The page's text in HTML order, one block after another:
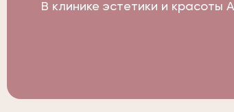
В клинике эстетики и красоты